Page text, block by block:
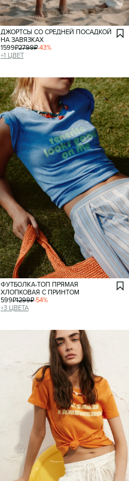
ДЖОРТСЫ СО СРЕДНЕЙ ПОСАДКОЙ
НА ЗАВЯЗКАХ
1599₽2799₽-43%
+1 ЦВЕТ
ФУТБОЛКА-ТОП ПРЯМАЯ
ХЛОПКОВАЯ С ПРИНТОМ
599₽1299₽-54%
+3 ЦВЕТА